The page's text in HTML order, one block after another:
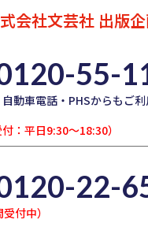
会社文芸社 出版
55-
動車電話・PHSからもご利
付：平日9:30～18:30）
22-
受付中）